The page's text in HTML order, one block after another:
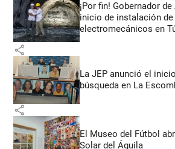
¡Por fin! Gobernador
inicio de instalación
electromecánicos en
share
La JEP anunció el
búsqueda en La
share
El Museo del Fútbol
Solar del Águila